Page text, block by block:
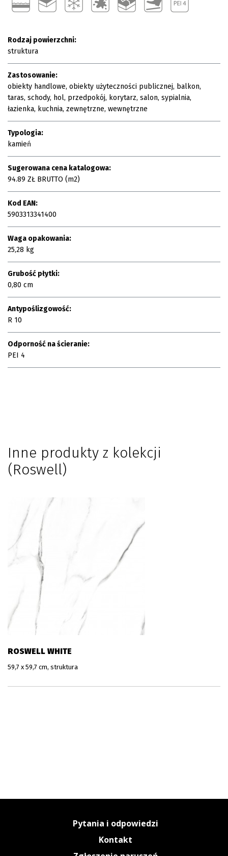
Rodzaj powierzchni:
struktura
Zastosowanie:
obiekty handlowe, obiekty użyteczności publicznej, balkon,
taras, schody, hol, przedpokój, korytarz, salon, sypialnia,
łazienka, kuchnia, zewnętrzne, wewnętrzne
Typologia:
kamień
Sugerowana cena katalogowa:
94.89 ZŁ BRUTTO (m2)
Kod EAN:
5903313341400
Waga opakowania:
25,28 kg
Grubość płytki:
0,80 cm
Antypoślizgowość:
R 10
Odporność na ścieranie:
PEI 4
Inne produkty z kolekcji
(Roswell)
ROSWELL WHITE
59,7 x 59,7 cm, struktura
Pytania i odpowiedzi
Kontakt